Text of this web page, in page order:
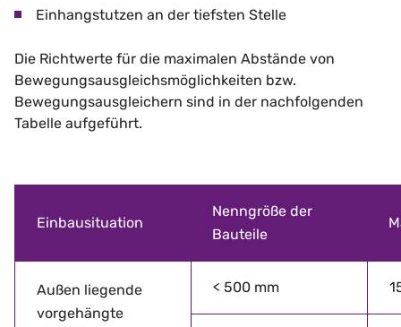
Einhangstutzen an der tiefsten Stelle
Die Richtwerte für die maximalen Abstände von
Bewegungsausgleichsmöglichkeiten bzw.
Bewegungsausgleichern sind in der nachfolgenden
Tabelle aufgeführt.
Einbausituation
Nenngröße der
Bauteile
Außen liegende
vorgehängte
< 500 mm